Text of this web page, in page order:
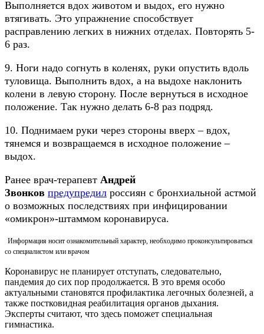
Выполняется вдох животом и выдох, его нужно
втягивать. Это упражнение способствует
расправлению легких в нижних отделах. Повторять 5-
6 раз.
9. Ноги надо согнуть в коленях, руки опустить вдоль
туловища. Выполнить вдох, а на выдохе наклонить
колени в левую сторону. После вернуться в исходное
положение. Так нужно делать 6-8 раз подряд.
10. Поднимаем руки через стороны вверх – вдох,
тянемся и возвращаемся в исходное положение –
выдох.
Ранее врач-терапевт Андрей
Звонков предупредил россиян с бронхиальной астмой
о возможных последствиях при инфицировании
«омикрон»-штаммом коронавируса.
Информация носит ознакомительный характер, необходимо проконсультироваться
со специалистом или врачом
Коронавирус не планирует отступать, следовательно,
пандемия до сих пор продолжается. В это время особо
актуальными становятся профилактика легочных болезней, а
также постковидная реабилитация органов дыхания.
Эксперты считают, что здесь поможет специальная
гимнастика.